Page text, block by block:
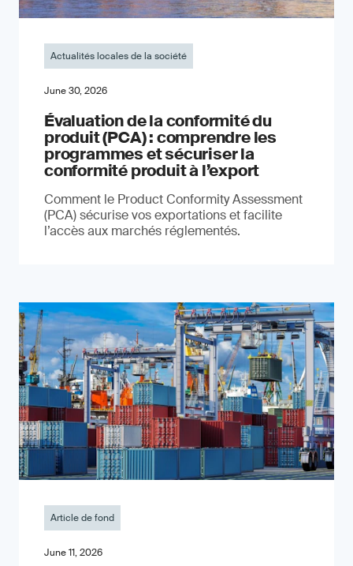
Actualités locales de la société
June 30, 2026
Évaluation de la conformité du
produit (PCA) : comprendre les
programmes et sécuriser la
conformité produit à l’export
Comment le Product Conformity Assessment
(PCA) sécurise vos exportations et facilite
l’accès aux marchés réglementés.
Article de fond
June 11, 2026